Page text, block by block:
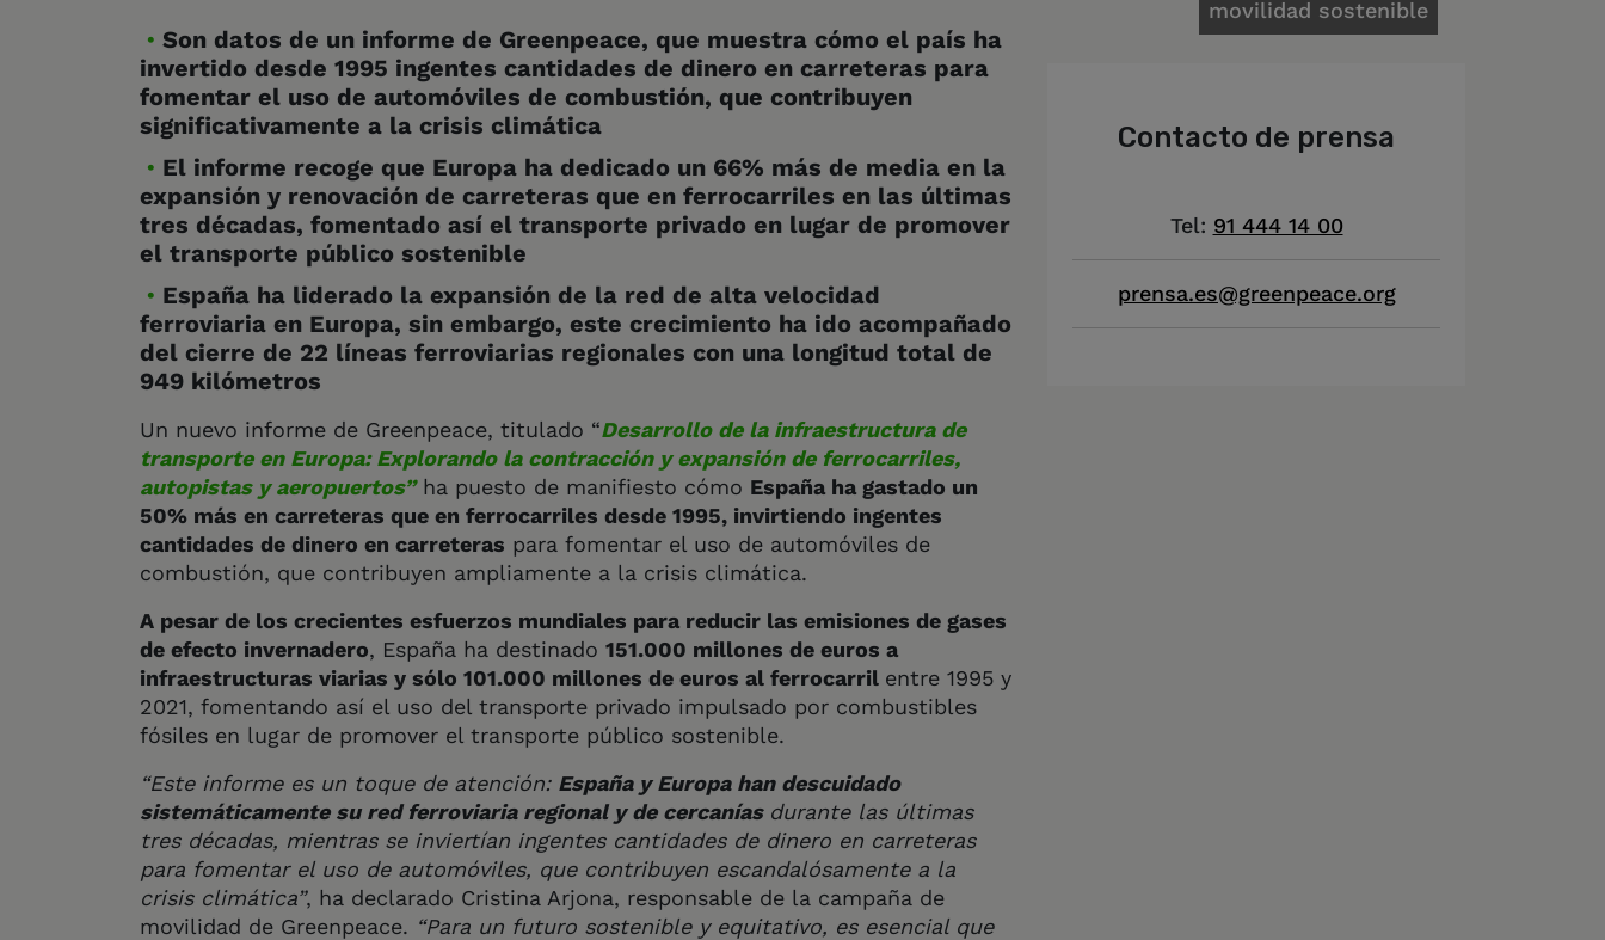
Son datos de un informe de Greenpeace, que muestra cómo el país ha
invertido desde 1995 ingentes cantidades de dinero en carreteras para
fomentar el uso de automóviles de combustión, que contribuyen
significativamente a la crisis climática
El informe recoge que Europa ha dedicado un 66% más de media en la
expansión y renovación de carreteras que en ferrocarriles en las últimas
tres décadas, fomentado así el transporte privado en lugar de promover
el transporte público sostenible
España ha liderado la expansión de la red de alta velocidad
ferroviaria en Europa, sin embargo, este crecimiento ha ido acompañado
del cierre de 22 líneas ferroviarias regionales con una longitud total de
949 kilómetros
Un nuevo informe de Greenpeace, titulado “Desarrollo de la infraestructura de
transporte en Europa: Explorando la contracción y expansión de ferrocarriles,
autopistas y aeropuertos”ha puesto de manifiesto cómo España ha gastado un
50% más en carreteras que en ferrocarriles desde 1995, invirtiendo ingentes
cantidades de dinero en carreteras para fomentar el uso de automóviles de
combustión, que contribuyen ampliamente a la crisis climática.
A pesar de los crecientes esfuerzos mundiales para reducir las emisiones de gases
de efecto invernadero, España ha destinado 151.000 millones de euros a
infraestructuras viarias y sólo 101.000 millones de euros al ferrocarril entre 1995 y
2021, fomentando así el uso del transporte privado impulsado por combustibles
fósiles en lugar de promover el transporte público sostenible.
“Este informe es un toque de atención: España y Europa han descuidado
sistemáticamente su red ferroviaria regional y de cercanías durante las últimas
tres décadas, mientras se inviertían ingentes cantidades de dinero en carreteras
para fomentar el uso de automóviles, que contribuyen escandalósamente a la
crisis climática”, ha declarado Cristina Arjona, responsable de la campaña de
movilidad de Greenpeace. “Para un futuro sostenible y equitativo, es esencial que
movilidad sostenible
Contacto de prensa
Tel: 91 444 14 00
prensa.es@greenpeace.org